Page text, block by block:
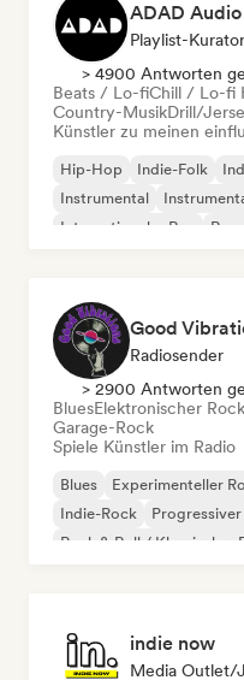
ADAD Audio
Playlist-Kurator
> 4900 Antworten
Beats / Lo-fiChill / Lo-fi
Country-MusikDrill/
Künstler zu meinen
Hip-Hop Indie-Folk
Instrumental
Internationaler Rap
Rap
Good
Radiosender
> 2900 Antworten
BluesElektronischer Rock
Garage-Rock
Spiele Künstler im Radio
Blues Experimenteller
Indie-Rock
Rock & Roll / Klassischer
indie now
Media Outlet/